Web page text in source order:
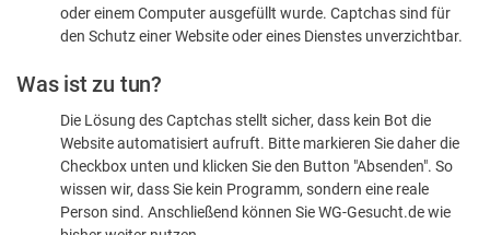
sind
oder einem Computer ausgefüllt wurde. Captchas sind für
den Schutz einer Website oder eines Dienstes unverzichtbar.
Was ist zu tun?
Die Lösung des Captchas stellt sicher, dass kein Bot die
Website automatisiert aufruft. Bitte markieren Sie daher die
Checkbox unten und klicken Sie den Button "Absenden". So
wissen wir, dass Sie kein Programm, sondern eine reale
Person sind. Anschließend können Sie WG-Gesucht.de wie